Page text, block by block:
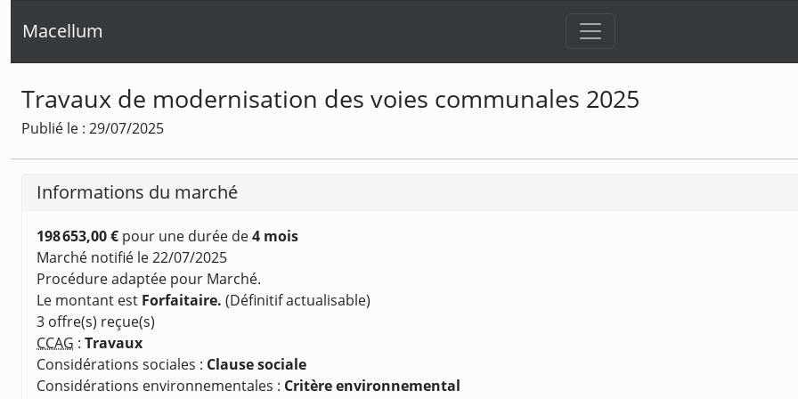
Macellum
Travaux de modernisation des voies communales 2025
Publié le : 29/07/2025
Informations du marché
198 653,00 € pour une durée de4 mois
Marché notifié le 22/07/2025
Procédure adaptée pour Marché.
Le montant est Forfaitaire. (Définitif actualisable)
3 offre(s) reçue(s)
CCAG : Travaux
Considérations sociales : Clause sociale
Considérations environnementales : Critère environnemental